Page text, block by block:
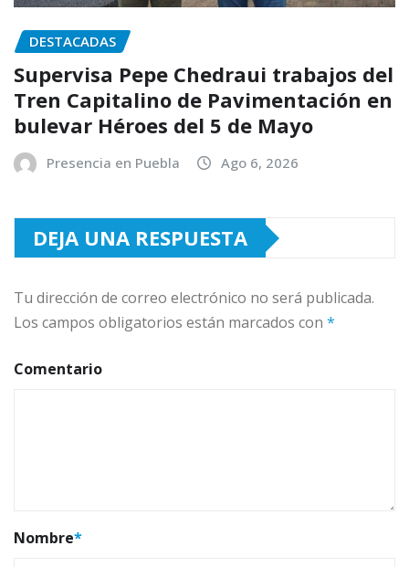
DESTACADAS
Supervisa Pepe Chedraui trabajos del
Tren Capitalino de Pavimentación en
bulevar Héroes del 5 de Mayo
Presencia en Puebla Ago 6, 2026
DEJA UNA RESPUESTA
Tu dirección de correo electrónico no será publicada.
Los campos obligatorios están marcados con *
Comentario
Nombre*